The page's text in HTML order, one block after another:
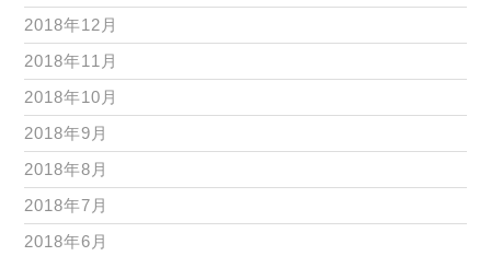
2018年12月
2018年11月
2018年10月
2018年9月
2018年8月
2018年7月
2018年6月